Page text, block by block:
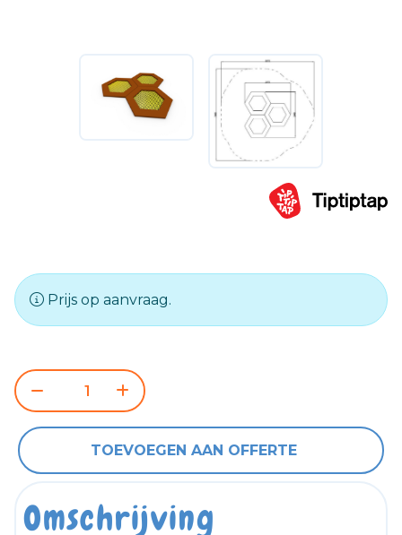
Prijs op aanvraag.
TOEVOEGEN AAN OFFERTE
Omschrijving